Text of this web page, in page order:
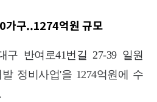
가구..1274억원 규모
구 반여로41번길 27-39 일원
정비사업'을 1274억원에 수